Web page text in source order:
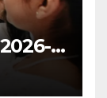
de